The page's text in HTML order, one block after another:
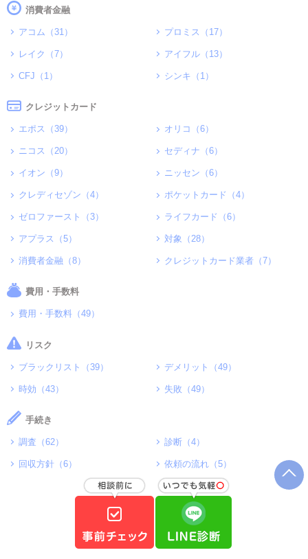
消費者金融
アコム（31） プロミス（17）
レイク（7） アイフル（13）
CFJ（1） シンキ（1）
クレジットカード
エポス（39） オリコ（6）
ニコス（20） セディナ（6）
イオン（9） ニッセン（6）
クレディセゾン（4） ポケットカード（4）
ゼロファースト（3） ライフカード（6）
アプラス（5） 対象（28）
消費者金融（8） クレジットカード業者（7）
費用・手数料
費用・手数料（49）
リスク
ブラックリスト（39） デメリット（49）
時効（43） 失敗（49）
手続き
調査（62） 診断（4）
回収方針（6） 依頼の流れ（5）
LINE（14）